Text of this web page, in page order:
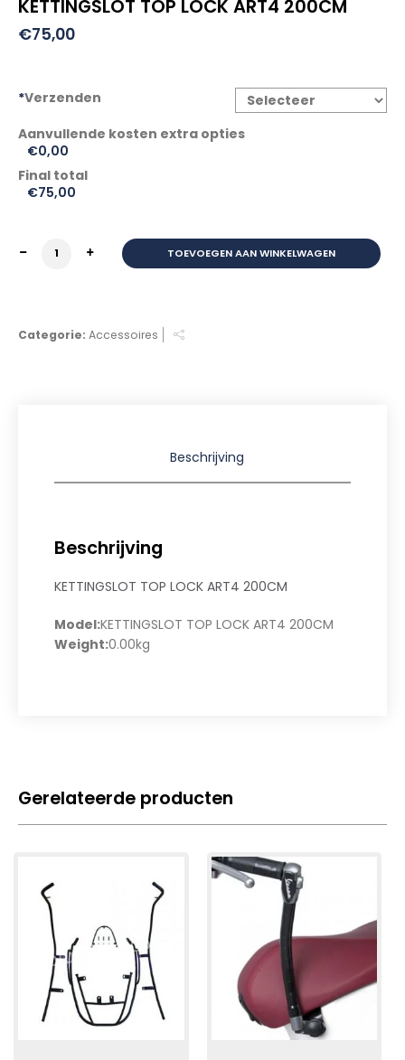
KETTINGSLOT TOP LOCK ART4 200CM
€75,00
*Verzenden
€0,00
Final total
€75,00
KETTINGSLOT TOP LOCK ART4 200CM aantal
TOEVOEGEN AAN WINKELWAGEN
Categorie: Accessoires
Beschrijving
Beschrijving
KETTINGSLOT TOP LOCK ART4 200CM
Model:KETTINGSLOT TOP LOCK ART4 200CM
Weight:0.00kg
Gerelateerde producten